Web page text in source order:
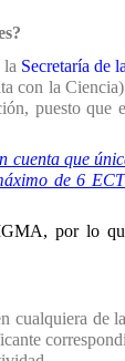
la Secretaría de
con la
puesto que
que
de 6
por lo
cualquiera de